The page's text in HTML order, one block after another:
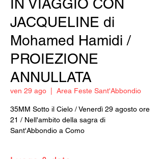
IN VIAGGIO CON
JACQUELINE di
Mohamed Hamidi /
PROIEZIONE
ANNULLATA
ven 29 ago Area Feste Sant'Abbondio
35MM Sotto il Cielo / Venerdì 29 agosto ore
21 / Nell'ambito della sagra di
Sant'Abbondio a Como